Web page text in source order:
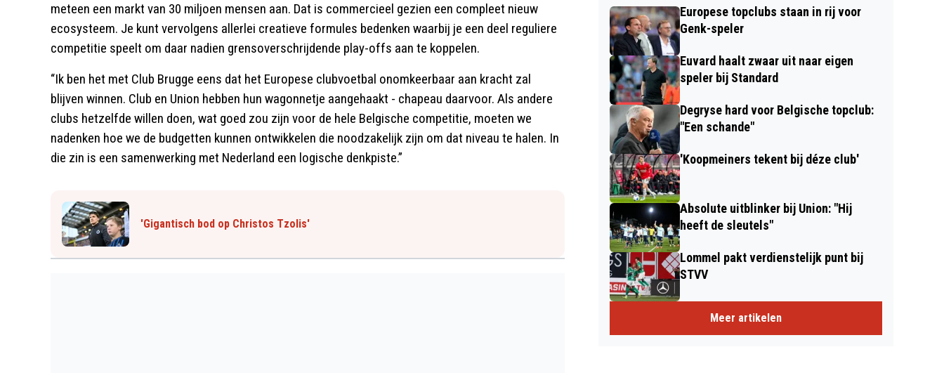
meteen een markt van 30 miljoen mensen aan. Dat is commercieel gezien een compleet nieuw
ecosysteem. Je kunt vervolgens allerlei creatieve formules bedenken waarbij je een deel reguliere
competitie speelt om daar nadien grensoverschrijdende play-offs aan te koppelen.
“Ik ben het met Club Brugge eens dat het Europese clubvoetbal onomkeerbaar aan kracht zal
blijven winnen. Club en Union hebben hun wagonnetje aangehaakt - chapeau daarvoor. Als andere
clubs hetzelfde willen doen, wat goed zou zijn voor de hele Belgische competitie, moeten we
nadenken hoe we de budgetten kunnen ontwikkelen die noodzakelijk zijn om dat niveau te halen. In
die zin is een samenwerking met Nederland een logische denkpiste.”
'Gigantisch bod op Christos Tzolis'
Europese topclubs staan in rij voor
Genk-speler
Euvard haalt zwaar uit naar eigen
speler bij Standard
Degryse hard voor Belgische topclub:
"Een schande"
'Koopmeiners tekent bij déze club'
Absolute uitblinker bij Union: "Hij
heeft de sleutels"
Lommel pakt verdienstelijk punt bij
STVV
Meer artikelen